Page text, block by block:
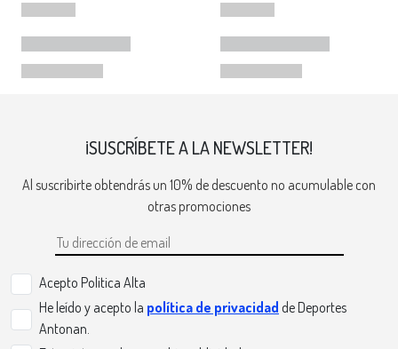
¡SUSCRÍBETE A LA NEWSLETTER!
Al suscribirte obtendrás un 10% de descuento no acumulable con
otras promociones
Acepto Politica Alta
He leído y acepto la política de privacidad de Deportes
Antonan.